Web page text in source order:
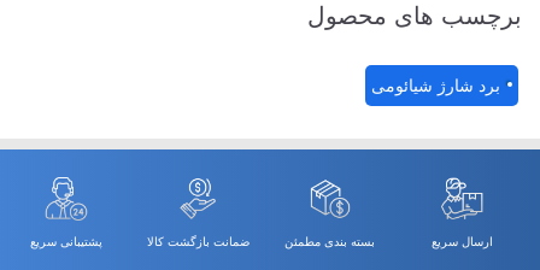
برچسب های محصول
برد شارژ شیائومی
ارسال سریع بسته بندی مطمئن ضمانت بازگشت کالا پشتیبانی سریع